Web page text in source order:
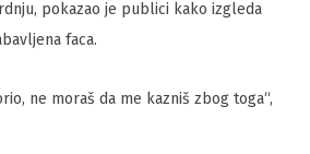
pokazao je publici kako izgleda
faca.
ne moraš da me kazniš zbog toga“,